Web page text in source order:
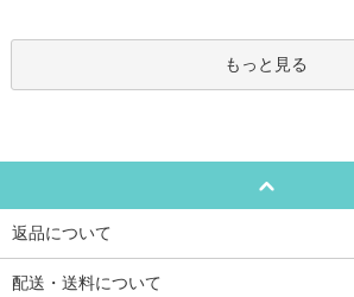
もっと見る
返品について
配送・送料について